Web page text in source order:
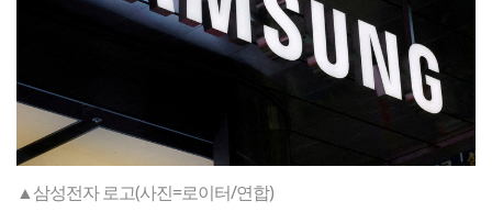
▲삼성전자 로고(사진=로이터/연합)